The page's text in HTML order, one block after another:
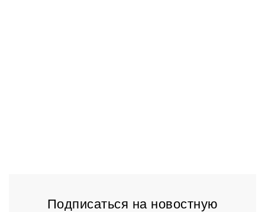
Подписаться на новостную